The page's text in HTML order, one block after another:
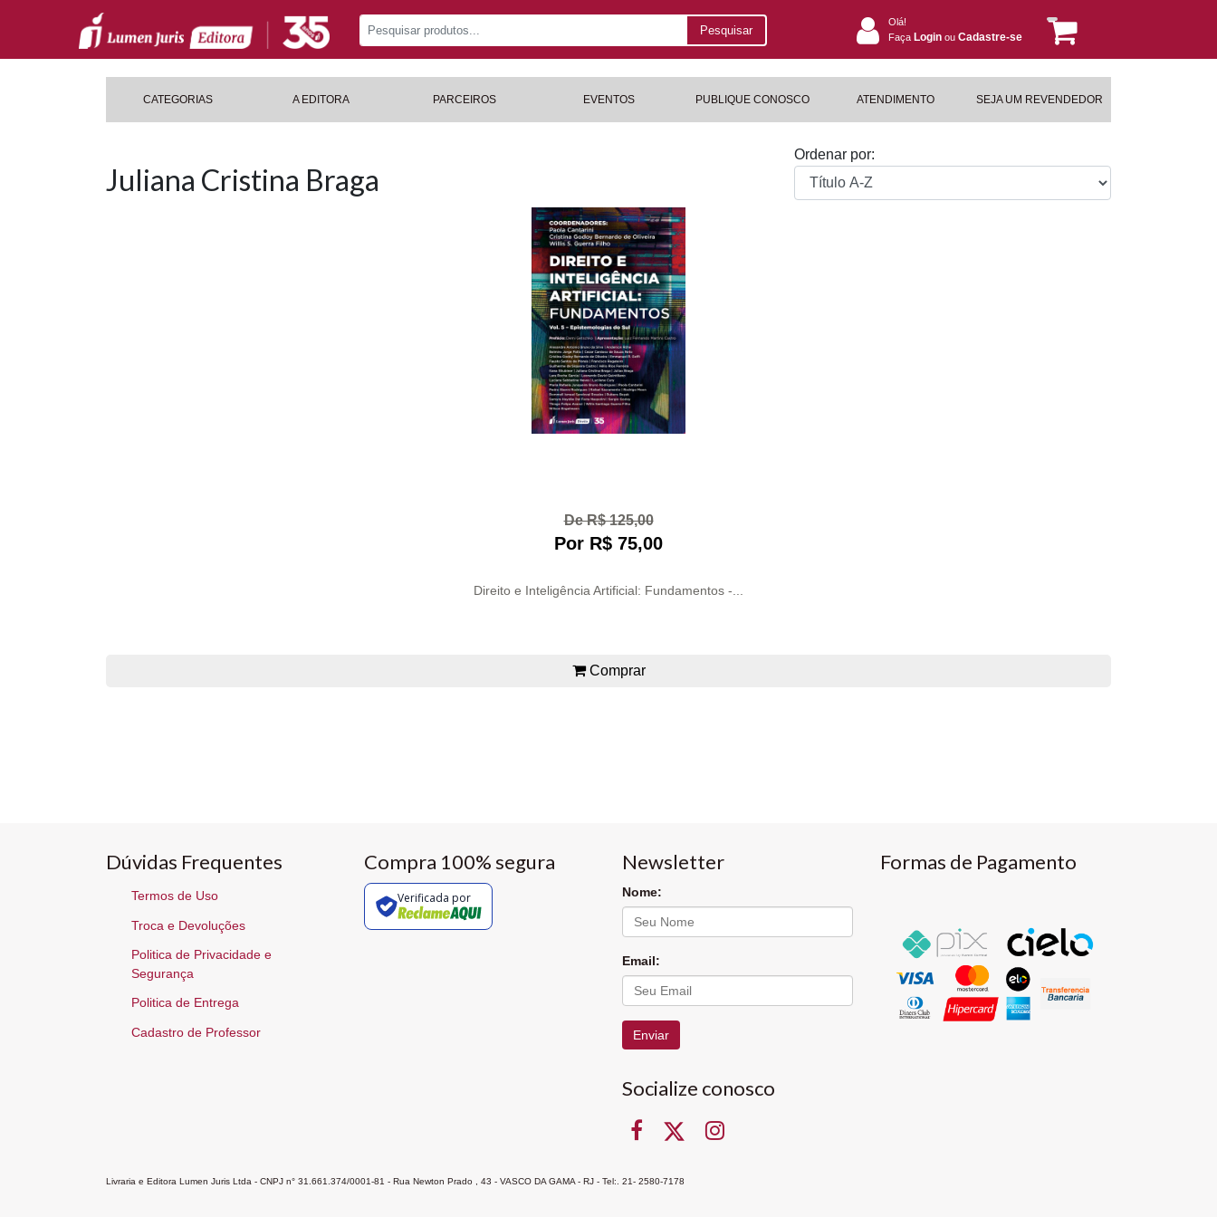
Pesquisar
Olá!
Faça Login ou Cadastre-se
CATEGORIAS A EDITORA PARCEIROS EVENTOS PUBLIQUE CONOSCO ATENDIMENTO SEJA UM REVENDEDOR
Juliana Cristina Braga
Ordenar por:
De R$ 125,00
Por R$ 75,00
Direito e Inteligência Artificial: Fundamentos -...
Comprar
Dúvidas Frequentes
Termos de Uso
Troca e Devoluções
Politica de Privacidade e
Segurança
Politica de Entrega
Cadastro de Professor
Compra 100% segura
Verificada por
Newsletter
Nome:
Email:
Enviar
Socialize conosco
Formas de Pagamento
Livraria e Editora Lumen Juris Ltda - CNPJ n° 31.661.374/0001-81 - Rua Newton Prado , 43 - VASCO DA GAMA - RJ - Tel:. 21- 2580-7178